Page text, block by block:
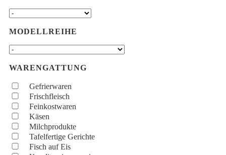
MODELLREIHE
WARENGATTUNG
Gefrierwaren
Frischfleisch
Feinkostwaren
Käsen
Milchprodukte
Tafelfertige Gerichte
Fisch auf Eis